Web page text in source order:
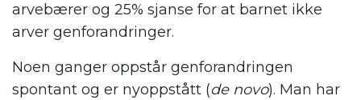
arvebærer og 25% sjanse for at barnet ikke
arver genforandringer.
Noen ganger oppstår genforandringen
spontant og er nyoppstått (de novo). Man har